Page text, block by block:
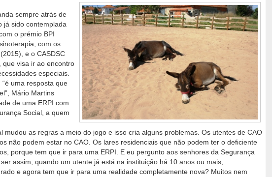
sempre atrás de
já sido contemplada
o prémio BPI
com os
e o CASDSC
que visa ir ao encontro
especiais.
uma resposta que
Mário Martins
de uma ERPI com
Social, a quem
mudou as regras a meio do jogo e isso cria alguns problemas. Os utentes de CAO
não podem estar no CAO. Os lares residenciais que não podem ter o deficiente
porque tem que ir para uma ERPI. E eu pergunto aos senhores da Segurança
assim, quando um utente já está na instituição há 10 anos ou mais,
e agora tem que ir para uma realidade completamente nova? Muitos nem